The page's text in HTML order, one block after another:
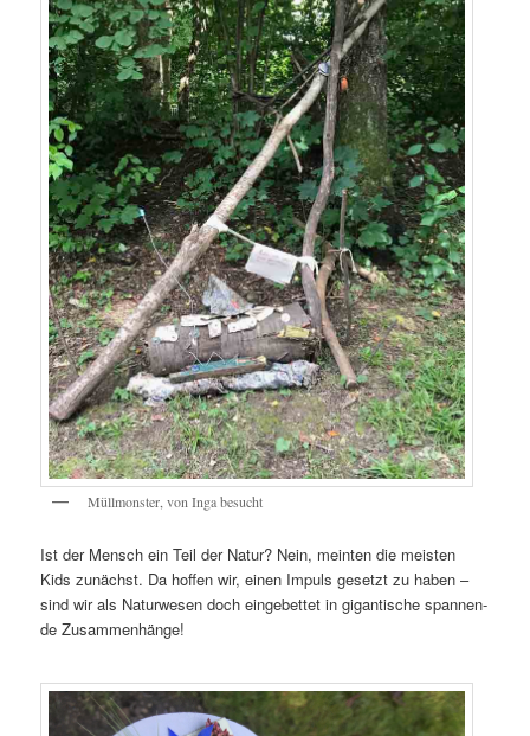
Müll­mons­ter, von Inga besucht
Ist der Mensch ein Teil der Natur? Nein, mein­ten die meis­ten
Kids zunächst. Da hof­fen wir, einen Impuls gesetzt zu haben –
sind wir als Natur­we­sen doch ein­ge­bet­tet in gigan­ti­sche span­nen­
de Zusammenhänge!